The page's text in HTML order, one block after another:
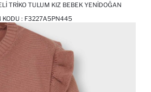
TRIKO TULUM KIZ BEBEK YENIDOĞAN
KODU : F3227A5PN445